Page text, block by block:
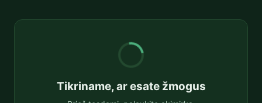
Tikriname, ar esate žmogus